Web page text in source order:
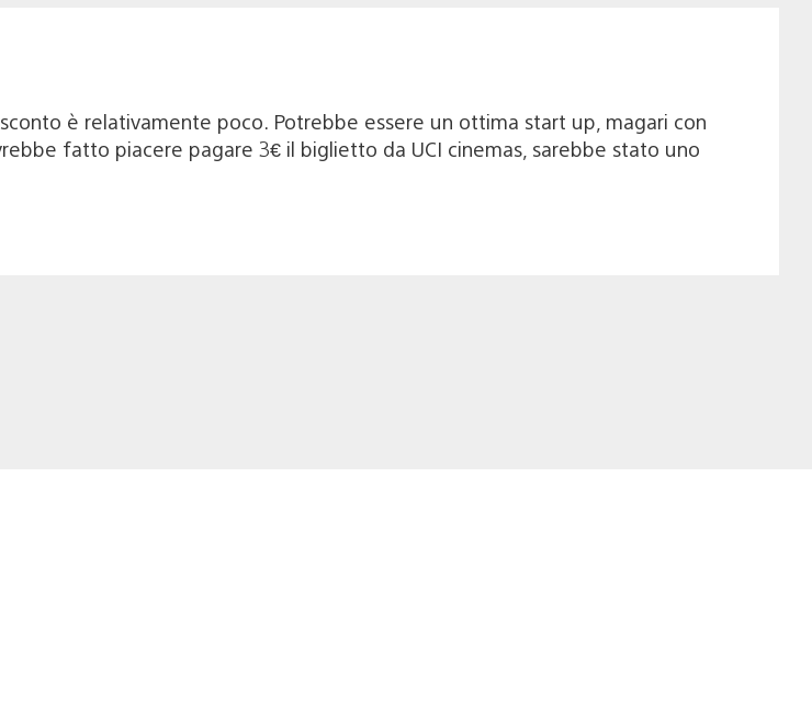
è relativamente poco. Potrebbe essere un ottima start up, magari con
fatto piacere pagare 3€ il biglietto da UCI cinemas, sarebbe stato uno